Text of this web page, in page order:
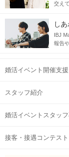
交え
し
IBJ
報告
婚活イベント開催支
スタッフ紹介
婚活イベントスタッ
接客・接遇コンテスト